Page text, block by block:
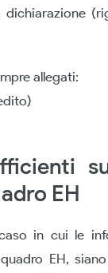
dichiarazione
allegati:
EH
in cui le
EH,